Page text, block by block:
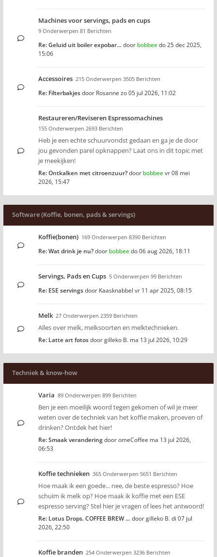
Machines voor servings, pads en cups
9 Onderwerpen 81 Berichten
Re: Geluid uit boiler expobar… door bobbeedo 25 dec 2025,
15:06
Accessoires 215 Onderwerpen 3505 Berichten
Re: Filterbakjesdoor Rosanne zo 05 jul 2026, 11:02
Restaureren/Reviseren Espressomachines
155 Onderwerpen 2693 Berichten
Heb je een echte schuurvondst gedaan en ga je de door
jou gevonden parel opknappen? Laat ons in dit topic met
je meekijken!
Re: Ontkalken met citroenzuur?door bobbeevr 08 mei
2026, 15:47
Software (Koffie, bonen, pads & servings)
Koffie(bonen) 169 Onderwerpen 8390 Berichten
Re: Wat drink je nu?door bobbeedo 06 aug 2026, 18:11
Servings, Pads en Cups 5 Onderwerpen 99 Berichten
Re: ESE servingsdoor Kaasknabbel vr 11 apr 2025, 08:15
Melk 27 Onderwerpen 2359 Berichten
Alles over melk, melksoorten en melktechnieken.
Re: Latte art fotosdoorgilleko B. ma 13 jul 2026, 10:29
Techniek & know-how
Varia 89 Onderwerpen 899 Berichten
Ben je een moeilijk woord tegen gekomen of wil je meer
weten over de techniek van het koffie maken, proeven of
drinken? Ontdek het hier!
Re: Smaak veranderingdooromeCoffee ma 13 jul 2026,
06:53
Koffie technieken 365 Onderwerpen 5651 Berichten
Hoe maak ik een goede... nee, de beste espresso? Hoe
schuim ik melk op? Hoe maak ik koffie met een ESE
espresso serving? Stel hier je vragen of lees het antwoord!
Re: Lotus Drops. COFFEE BREW … doorgilleko B.di 07 jul
2026, 22:50
Koffie branden 254 Onderwerpen 3236 Berichten